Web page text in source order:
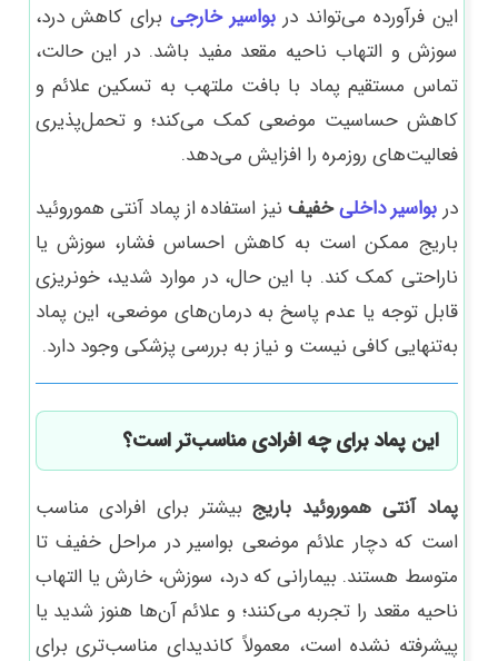
این فرآورده می‌تواند در بواسیر خارجیبرای کاهش درد،
سوزش و التهاب ناحیه مقعد مفید باشد. در این حالت،
تماس مستقیم پماد با بافت ملتهب به تسکین علائم و
کاهش حساسیت موضعی کمک می‌کند؛ و تحمل‌پذیری
فعالیت‌های روزمره را افزایش می‌دهد.
در بواسیر داخلیخفیف نیز استفاده از پماد آنتی هموروئید
باریج ممکن است به کاهش احساس فشار، سوزش یا
ناراحتی کمک کند. با این حال، در موارد شدید، خونریزی
قابل توجه یا عدم پاسخ به درمان‌های موضعی، این پماد
به‌تنهایی کافی نیست و نیاز به بررسی پزشکی وجود دارد.
این پماد برای چه افرادی مناسب‌تر است؟
پماد آنتی هموروئید باریجبیشتر برای افرادی مناسب
است که دچار علائم موضعی بواسیر در مراحل خفیف تا
متوسط هستند. بیمارانی که درد، سوزش، خارش یا التهاب
ناحیه مقعد را تجربه می‌کنند؛ و علائم آن‌ها هنوز شدید یا
پیشرفته نشده است، معمولاً کاندیدای مناسب‌تری برای